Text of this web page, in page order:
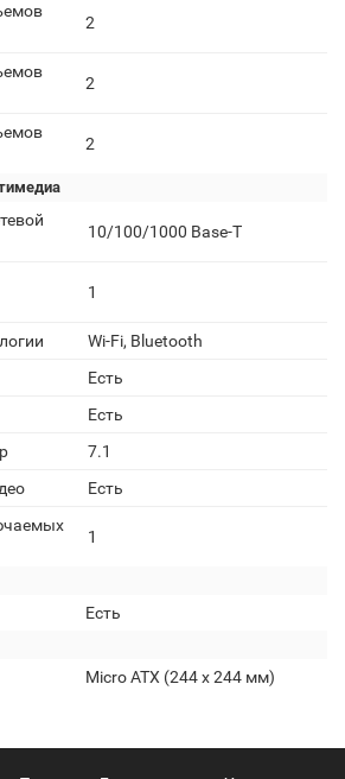
2
2
2
10/100/1000 Base-T
1
Wi-Fi, Bluetooth
Есть
Есть
7.1
Есть
1
Есть
Micro ATX (244 x 244 мм)